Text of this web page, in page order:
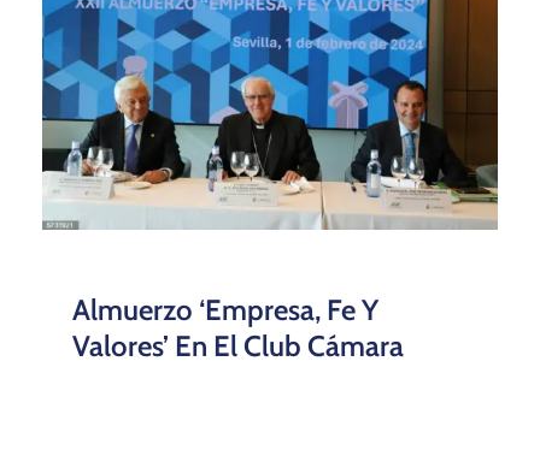
Almuerzo ‘Empresa, Fe Y
Valores’ En El Club Cámara